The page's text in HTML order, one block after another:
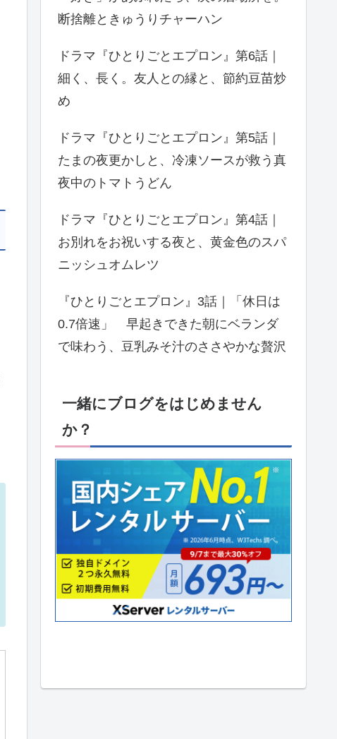
断捨離ときゅうりチャーハン
ドラマ『ひとりごとエプロン』第6話｜
細く、長く。友人との縁と、節約豆苗炒
め
ドラマ『ひとりごとエプロン』第5話｜
たまの夜更かしと、冷凍ソースが救う真
夜中のトマトうどん
ドラマ『ひとりごとエプロン』第4話｜
お別れをお祝いする夜と、黄金色のスパ
ニッシュオムレツ
『ひとりごとエプロン』3話｜「休日は
0.7倍速」 早起きできた朝にベランダ
で味わう、豆乳みそ汁のささやかな贅沢
一緒にブログをはじめません
か？